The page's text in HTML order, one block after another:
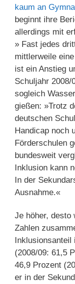
kaum an
beginnt ihre
allerdings mit
» Fast jedes
mittlerweile
ist ein Anstieg
Schuljahr 2008/
sogleich
gießen: »Trotz
deutschen
Handicap noch
Förderschulen
bundesweit
Inklusion kann
In der
Ausnahme.«
Je höher, desto
Zahlen
Inklusionsanteil
(2008/09: 61,5
46,9 Prozent
er in der